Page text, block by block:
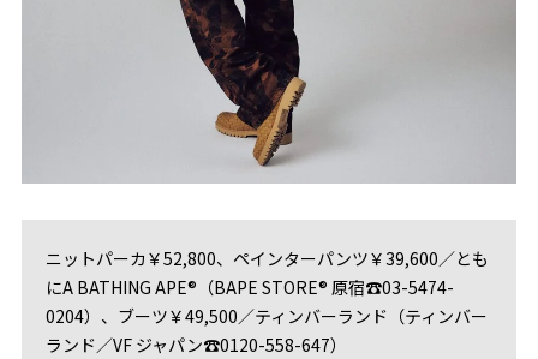
ニットパーカ￥52,800、ペインターパンツ￥39,600／とも
にA BATHING APE®（BAPE STORE® 原宿☎03-5474-
0204）、ブーツ￥49,500／ティンバーランド（ティンバー
ランド／VF ジャパン☎0120-558-647）